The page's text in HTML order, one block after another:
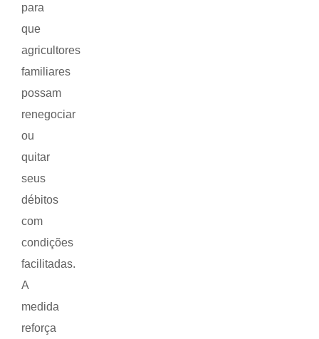
para
que
agricultores
familiares
possam
renegociar
ou
quitar
seus
débitos
com
condições
facilitadas.
A
medida
reforça